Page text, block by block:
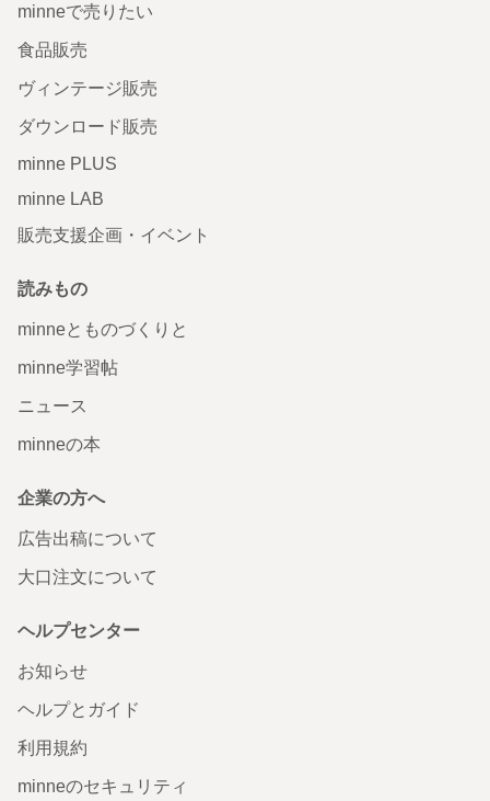
minneで売りたい
食品販売
ヴィンテージ販売
ダウンロード販売
minne PLUS
minne LAB
販売支援企画・イベント
読みもの
minneとものづくりと
minne学習帖
ニュース
minneの本
企業の方へ
広告出稿について
大口注文について
ヘルプセンター
お知らせ
ヘルプとガイド
利用規約
minneのセキュリティ